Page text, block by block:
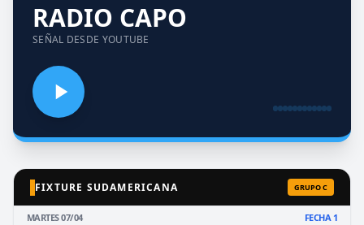
RADIO CAPO
SEÑAL DESDE YOUTUBE
FIXTURE SUDAMERICANA GRUPO C
MARTES 07/04 FECHA 1